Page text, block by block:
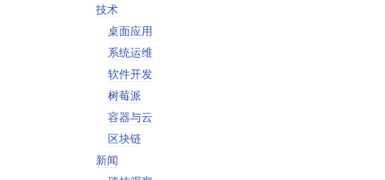
技术
桌面应用
系统运维
软件开发
树莓派
容器与云
区块链
新闻